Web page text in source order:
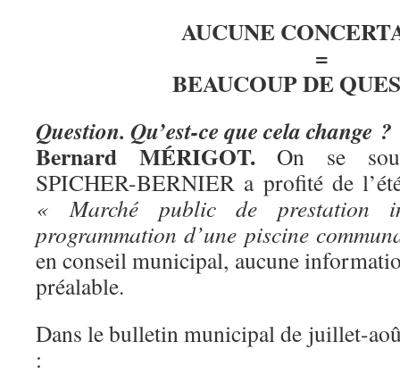
AUCUNE
=
BEAUCOUP DE
Question. Qu’est-ce que cela change ?
Bernard MÉRIGOT.On se
SPICHER-BERNIER a profité de
« Marché public de prestation
programmation d’une piscine
en conseil municipal, aucune
préalable.
Dans le bulletin municipal de juillet-
: